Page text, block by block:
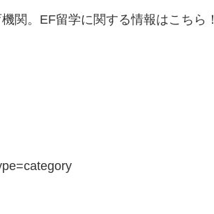
関。EF留学に関する情報はこちら！